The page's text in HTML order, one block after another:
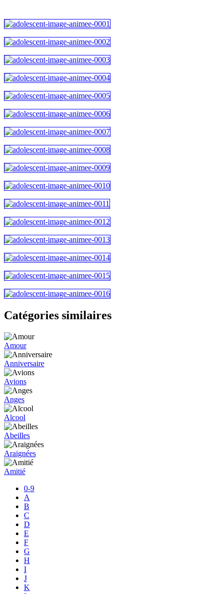
Catégories similaires
Amour
Anniversaire
Avions
Anges
Alcool
Abeilles
Araignées
Amitié
0-9
A
B
C
D
E
F
G
H
I
J
K